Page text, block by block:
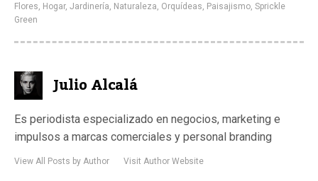
Flores, Hogar, Jardinería, Naturaleza, Orquídeas, Paisajismo, Sprickle
Green
Julio Alcalá
Es periodista especializado en negocios, marketing e
impulsos a marcas comerciales y personal branding
View All Posts by Author Visit Author Website